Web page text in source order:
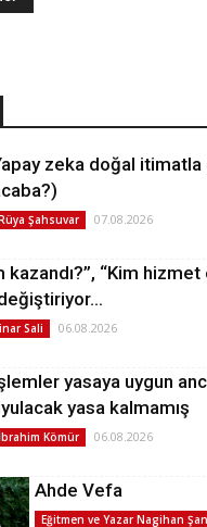
zeka doğal
Şahsuvar 07.08.2026
kazandı?”, “Kim
Sali 06.08.2026
yasaya uygun
yasa kalmamış
İbrahim Kömür 06.08.2026
Ahde Vefa
Eğitmen ve Yazar Nagihan